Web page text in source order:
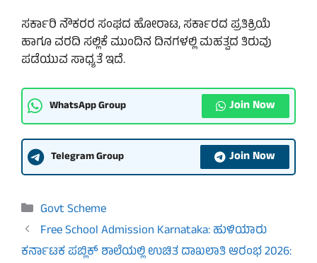
ಸರ್ಕಾರಿ ನೌಕರರ ಸಂಘದ ಹೋರಾಟ, ಸರ್ಕಾರದ ಪ್ರತಿಕ್ರಿಯೆ
ಹಾಗೂ ವರದಿ ಸಲ್ಲಿಕೆ ಮುಂದಿನ ದಿನಗಳಲ್ಲಿ ಮಹತ್ವದ ತಿರುವು
ಪಡೆಯುವ ಸಾಧ್ಯತೆ ಇದೆ.
WhatsApp Group Join Now
Telegram Group Join Now
Categories
Govt Scheme
Free School Admission Karnataka: ಹುಳಿಯಾರು
ಕರ್ನಾಟಕ ಪಬ್ಲಿಕ್ ಶಾಲೆಯಲ್ಲಿ ಉಚಿತ ದಾಖಲಾತಿ ಆರಂಭ 2026: